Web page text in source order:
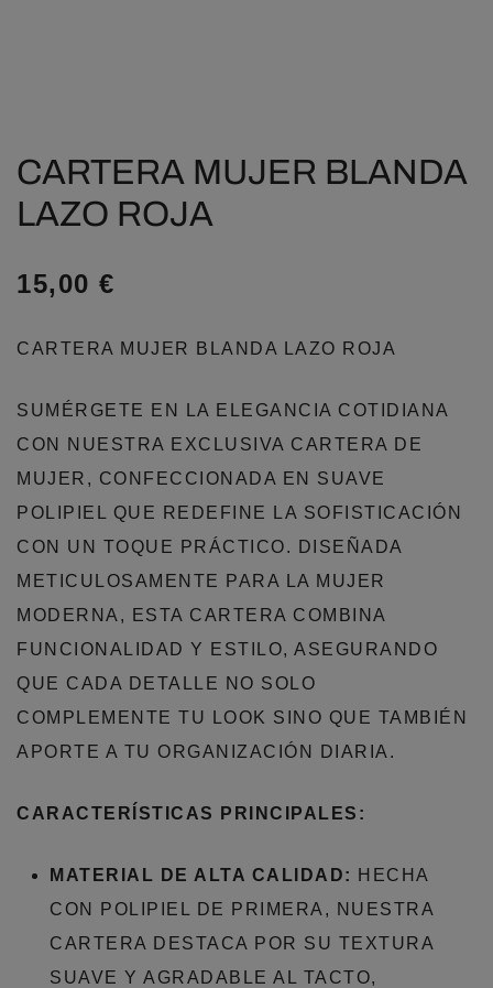
CARTERA MUJER BLANDA
LAZO ROJA
15,00 €
CARTERA MUJER BLANDA LAZO ROJA
SUMÉRGETE EN LA ELEGANCIA COTIDIANA
CON NUESTRA EXCLUSIVA CARTERA DE
MUJER, CONFECCIONADA EN SUAVE
POLIPIEL QUE REDEFINE LA SOFISTICACIÓN
CON UN TOQUE PRÁCTICO. DISEÑADA
METICULOSAMENTE PARA LA MUJER
MODERNA, ESTA CARTERA COMBINA
FUNCIONALIDAD Y ESTILO, ASEGURANDO
QUE CADA DETALLE NO SOLO
COMPLEMENTE TU LOOK SINO QUE TAMBIÉN
APORTE A TU ORGANIZACIÓN DIARIA.
CARACTERÍSTICAS PRINCIPALES:
MATERIAL DE ALTA CALIDAD:
HECHA
CON POLIPIEL DE PRIMERA, NUESTRA
CARTERA DESTACA POR SU TEXTURA
SUAVE Y AGRADABLE AL TACTO,